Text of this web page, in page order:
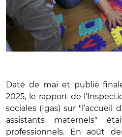
Daté de mai et publié
2025, le rapport de
sociales (Igas) sur
assistants maternels"
professionnels. En août